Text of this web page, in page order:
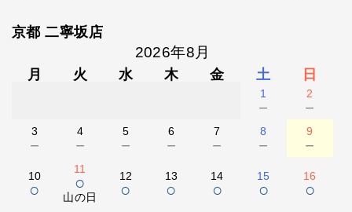
京都 二寧坂店
2026年8月
月 火 水 木 金 土 日
1
－
2
－
3
－
4
－
5
－
6
－
7
－
8
－
9
－
10
○
11
○
山の日
12
○
13
○
14
○
15
○
16
○